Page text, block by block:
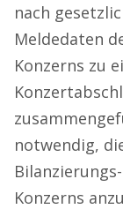
nach
Meldedaten
Konzerns zu
notwendig,
Konzerns